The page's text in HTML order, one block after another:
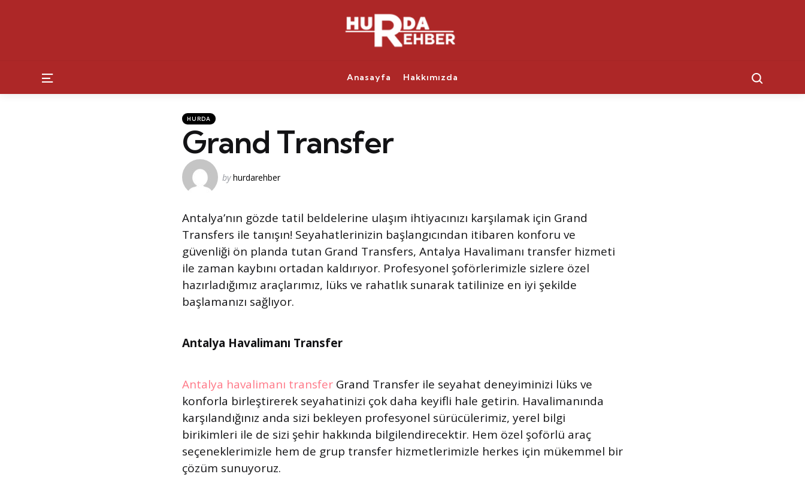
Menu Anasayfa Hakkımızda
Kategoriler
Posted
in
HURDA
Grand Transfer
Posted
by hurdarehber
Antalya’nın gözde tatil beldelerine ulaşım ihtiyacınızı karşılamak için Grand
Transfers ile tanışın! Seyahatlerinizin başlangıcından itibaren konforu ve
güvenliği ön planda tutan Grand Transfers, Antalya Havalimanı transfer hizmeti
ile zaman kaybını ortadan kaldırıyor. Profesyonel şoförlerimizle sizlere özel
hazırladığımız araçlarımız, lüks ve rahatlık sunarak tatilinize en iyi şekilde
başlamanızı sağlıyor.
Antalya Havalimanı Transfer
Antalya havalimanı transfer Grand Transfer ile seyahat deneyiminizi lüks ve
konforla birleştirerek seyahatinizi çok daha keyifli hale getirin. Havalimanında
karşılandığınız anda sizi bekleyen profesyonel sürücülerimiz, yerel bilgi
birikimleri ile de sizi şehir hakkında bilgilendirecektir. Hem özel şoförlü araç
seçeneklerimizle hem de grup transfer hizmetlerimizle herkes için mükemmel bir
çözüm sunuyoruz.